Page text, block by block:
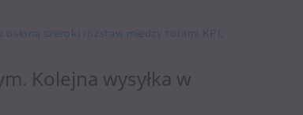
szeroki rozstaw między torami KPL
Kolejna wysyłka w